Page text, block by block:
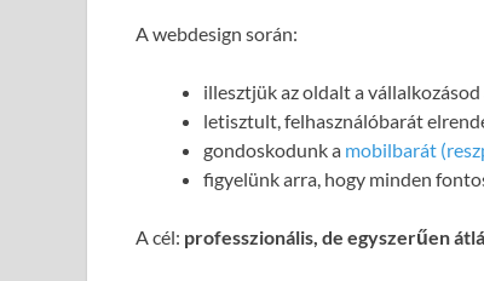
A webdesign során:
illesztjük az oldalt a
letisztult, felhasználóbarát
gondoskodunk a mobilbarát
figyelünk arra, hogy minden
A cél: professzionális, de egyszerűen